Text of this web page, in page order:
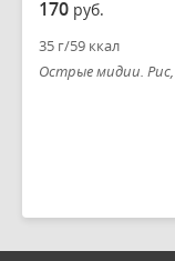
170 руб.
35 г/59 ккал
Острые мидии.